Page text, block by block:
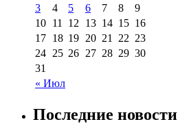
« Июл
3
4 5 6 7 8
9
10 11 12 13 14 15 16
17 18 19 20 21 22 23
24 25 26 27 28 29 30
31
Последние новости